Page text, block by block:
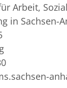
Arbeit,
in Sachsen-